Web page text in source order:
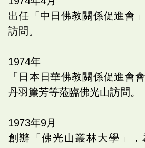
出任「中日佛教關係促進會
訪問。
1974年
「日本日華佛教關係促進會
丹羽簾芳等蒞臨佛光山訪問。
1973年9月
創辦「佛光山叢林大學」